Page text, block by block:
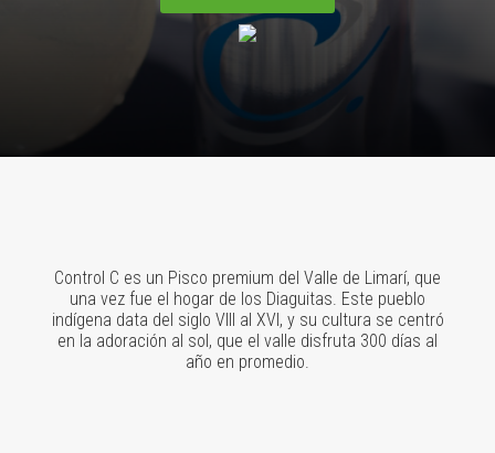
Control C es un Pisco premium del Valle de Limarí, que
una vez fue el hogar de los Diaguitas. Este pueblo
indígena data del siglo VIII al XVI, y su cultura se centró
en la adoración al sol, que el valle disfruta 300 días al
año en promedio.